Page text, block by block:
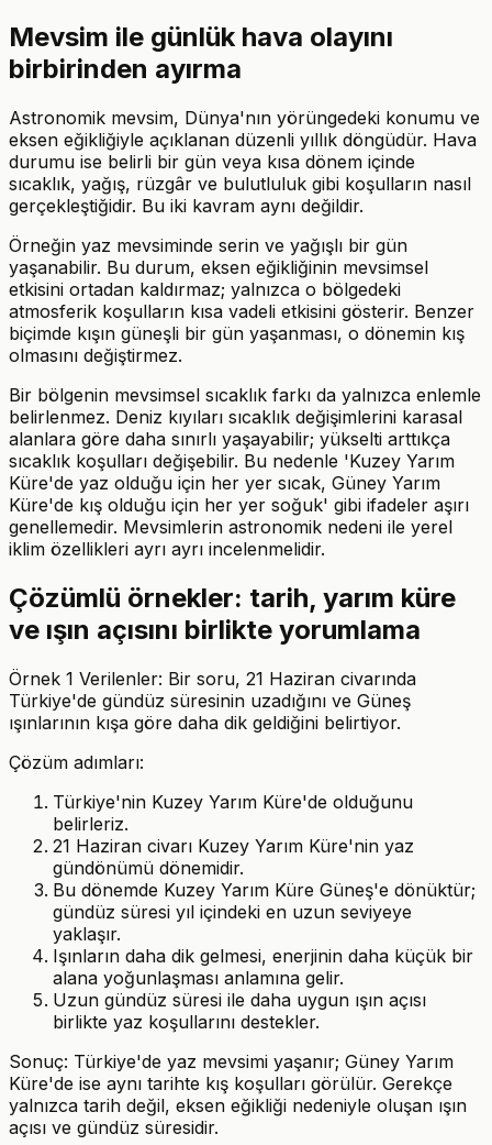
Mevsim ile günlük hava olayını
birbirinden ayırma
Astronomik mevsim, Dünya'nın yörüngedeki konumu ve
eksen eğikliğiyle açıklanan düzenli yıllık döngüdür. Hava
durumu ise belirli bir gün veya kısa dönem içinde
sıcaklık, yağış, rüzgâr ve bulutluluk gibi koşulların nasıl
gerçekleştiğidir. Bu iki kavram aynı değildir.
Örneğin yaz mevsiminde serin ve yağışlı bir gün
yaşanabilir. Bu durum, eksen eğikliğinin mevsimsel
etkisini ortadan kaldırmaz; yalnızca o bölgedeki
atmosferik koşulların kısa vadeli etkisini gösterir. Benzer
biçimde kışın güneşli bir gün yaşanması, o dönemin kış
olmasını değiştirmez.
Bir bölgenin mevsimsel sıcaklık farkı da yalnızca enlemle
belirlenmez. Deniz kıyıları sıcaklık değişimlerini karasal
alanlara göre daha sınırlı yaşayabilir; yükselti arttıkça
sıcaklık koşulları değişebilir. Bu nedenle 'Kuzey Yarım
Küre'de yaz olduğu için her yer sıcak, Güney Yarım
Küre'de kış olduğu için her yer soğuk' gibi ifadeler aşırı
genellemedir. Mevsimlerin astronomik nedeni ile yerel
iklim özellikleri ayrı ayrı incelenmelidir.
Çözümlü örnekler: tarih, yarım küre
ve ışın açısını birlikte yorumlama
Örnek 1 Verilenler: Bir soru, 21 Haziran civarında
Türkiye'de gündüz süresinin uzadığını ve Güneş
ışınlarının kışa göre daha dik geldiğini belirtiyor.
Çözüm adımları:
Türkiye'nin Kuzey Yarım Küre'de olduğunu
belirleriz.
21 Haziran civarı Kuzey Yarım Küre'nin yaz
gündönümü dönemidir.
Bu dönemde Kuzey Yarım Küre Güneş'e dönüktür;
gündüz süresi yıl içindeki en uzun seviyeye
yaklaşır.
Işınların daha dik gelmesi, enerjinin daha küçük bir
alana yoğunlaşması anlamına gelir.
Uzun gündüz süresi ile daha uygun ışın açısı
birlikte yaz koşullarını destekler.
Sonuç: Türkiye'de yaz mevsimi yaşanır; Güney Yarım
Küre'de ise aynı tarihte kış koşulları görülür. Gerekçe
yalnızca tarih değil, eksen eğikliği nedeniyle oluşan ışın
açısı ve gündüz süresidir.